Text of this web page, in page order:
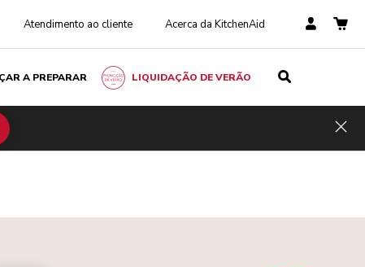
Atendimento ao cliente Acerca da KitchenAid
A PREPARAR LIQUIDAÇÃO DE VERÃO